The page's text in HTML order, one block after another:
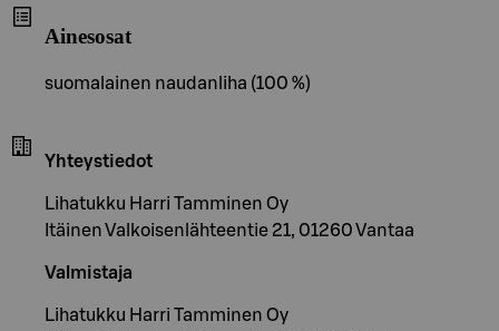
Ainesosat
suomalainen naudanliha (100 %)
Yhteystiedot
Lihatukku Harri Tamminen Oy
Itäinen Valkoisenlähteentie 21, 01260 Vantaa
Valmistaja
Lihatukku Harri Tamminen Oy